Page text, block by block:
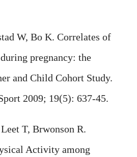
W, Bo K. Correlates of
pregnancy: the
and Child Cohort Study.
2009; 19(5): 637-45.
T, Brwonson R.
Activity among